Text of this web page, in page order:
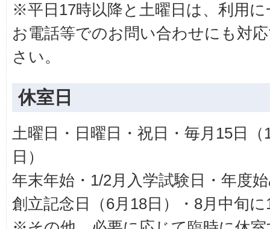
※平日17時以降と土曜日は、利用
お電話等でのお問い合わせにも対
さい。
休室日
土曜日・日曜日・祝日・毎月15日
日）
年末年始・1/2月入学試験日・年度
創立記念日（6月18日）・8月中旬